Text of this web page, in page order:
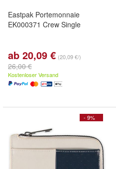
Eastpak Portemonnaie
EK000371 Crew Single
ab 20,09 € (20,09 €/)
26,00 €
Kostenloser Versand
- 9%